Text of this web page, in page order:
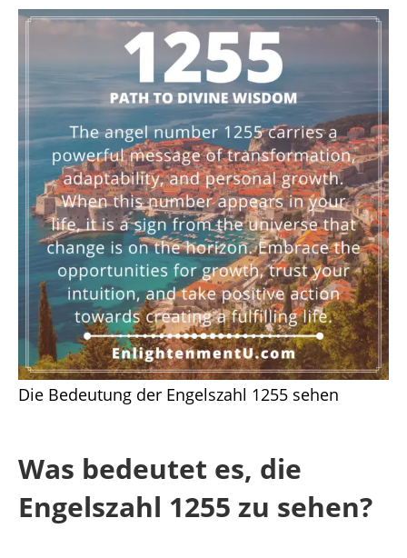
Die Bedeutung der Engelszahl 1255 sehen
Was bedeutet es, die
Engelszahl 1255 zu sehen?